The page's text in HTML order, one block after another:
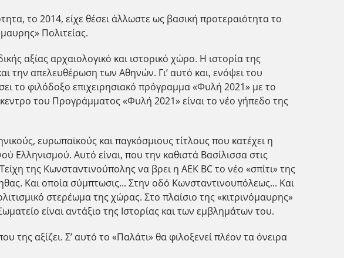
το 2014, είχε θέσει άλλωστε ως βασική προτεραιότητα το
Πολιτείας.
αξίας αρχαιολογικό και ιστορικό χώρο. Η ιστορία της
την απελευθέρωση των Αθηνών. Γι’ αυτό και, ενόψει του
το φιλόδοξο επιχειρησιακό πρόγραμμα «Φυλή 2021» με το
του Προγράμματος «Φυλή 2021» είναι το νέο γήπεδο της
ευρωπαϊκούς και παγκόσμιους τίτλους που κατέχει η
Ελληνισμού. Αυτό είναι, που την καθιστά Βασίλισσα στις
της Κωνσταντινούπολης να βρει η ΑΕΚ BC το νέο «σπίτι» της
Και οποία σύμπτωσις... Στην οδό Κωνσταντινουπόλεως... Και
στερέωμα της χώρας. Στο πλαίσιο της «κιτρινόμαυρης»
είναι αντάξιο της Ιστορίας και των εμβλημάτων του.
αξίζει. Σ’ αυτό το «Παλάτι» θα φιλοξενεί πλέον τα όνειρα